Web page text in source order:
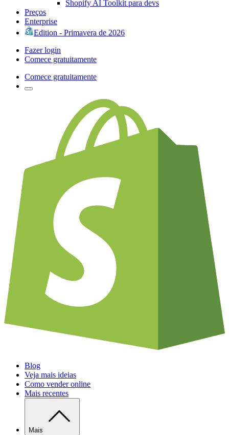
Shopify AI Toolkit para devs
Preços
Enterprise
Edition - Primavera de 2026
Fazer login
Comece gratuitamente
Comece gratuitamente
Blog
Veja mais ideias
Como vender online
Mais recentes
Mais